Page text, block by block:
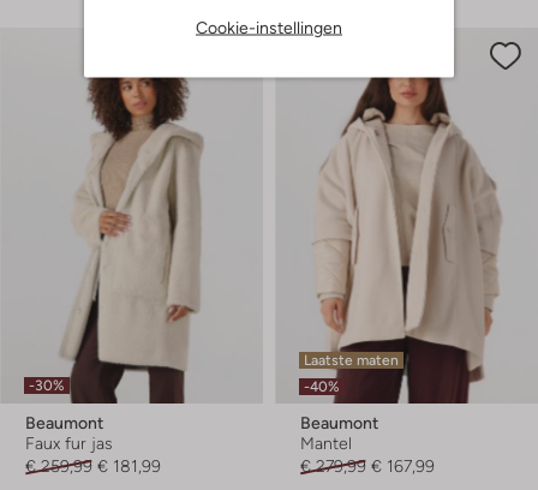
Cookie-instellingen
-30%
Beaumont
Faux fur jas
€ 259,99 € 181,99
Laatste maten
-40%
Beaumont
Mantel
€ 279,99 € 167,99